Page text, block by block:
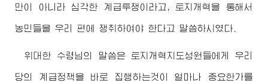
만이 아니라 심각한 계급투쟁이라고, 토지개혁을 통해서
농민들을 우리 편에 쟁취하여야 한다고 말씀하시였다.
위대한 수령님의 말씀은 토지개혁지도성원들에게 우리
당의 계급정책을 바로 집행하는것이 얼마나 중요한가를